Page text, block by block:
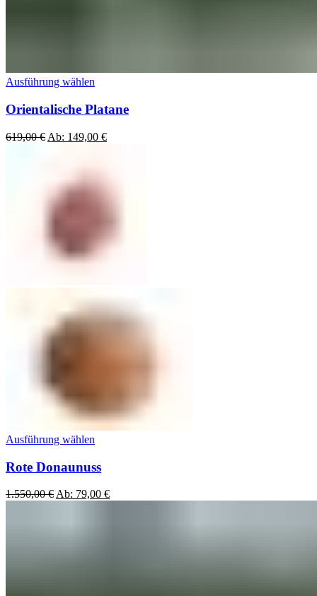
Ausführung wählen
Orientalische Platane
619,00€ Ab: 149,00 €
Ausführung wählen
Rote Donaunuss
1.550,00€ Ab: 79,00 €